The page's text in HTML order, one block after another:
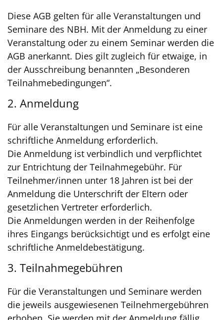
Diese AGB gelten für alle Veranstaltungen und
Seminare des NBH. Mit der Anmeldung zu einer
Veranstaltung oder zu einem Seminar werden die
AGB anerkannt. Dies gilt zugleich für etwaige, in
der Ausschreibung benannten „Besonderen
Teilnahmebedingungen“.
2. Anmeldung
Für alle Veranstaltungen und Seminare ist eine
schriftliche Anmeldung erforderlich.
Die Anmeldung ist verbindlich und verpflichtet
zur Entrichtung der Teilnahmegebühr. Für
Teilnehmer/innen unter 18 Jahren ist bei der
Anmeldung die Unterschrift der Eltern oder
gesetzlichen Vertreter erforderlich.
Die Anmeldungen werden in der Reihenfolge
ihres Eingangs berücksichtigt und es erfolgt eine
schriftliche Anmeldebestätigung.
3. Teilnahmegebühren
Für die Veranstaltungen und Seminare werden
die jeweils ausgewiesenen Teilnehmergebühren